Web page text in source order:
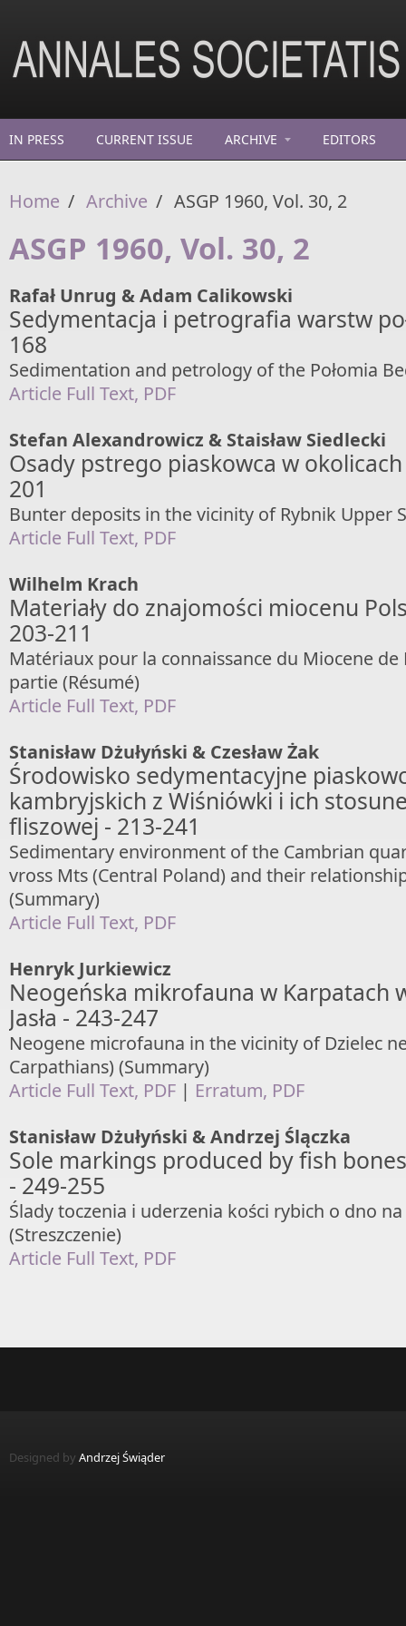
IN PRESS CURRENT ISSUE ARCHIVE EDITORS
Home / Archive / ASGP 1960, Vol. 30, 2
ASGP 1960, Vol. 30, 2
Rafał Unrug & Adam Calikowski
Sedymentacja i petrografia warstw
168
Sedimentation and petrology of the Połomia
Article Full Text, PDF
Stefan Alexandrowicz & Staisław Siedlecki
Osady pstrego piaskowca w
201
Bunter deposits in the vicinity of Rybnik Upper
Article Full Text, PDF
Wilhelm Krach
Materiały do znajomości miocenu
203-211
Matériaux pour la connaissance du Miocene
partie (Résumé)
Article Full Text, PDF
Stanisław Dżułyński & Czesław Żak
Środowisko sedymentacyjne
kambryjskich z Wiśniówki i ich
fliszowej - 213-241
Sedimentary environment of the Cambrian
vross Mts (Central Poland) and their
(Summary)
Article Full Text, PDF
Henryk Jurkiewicz
Neogeńska mikrofauna w Karpatach
Jasła - 243-247
Neogene microfauna in the vicinity of Dzielec
Carpathians) (Summary)
Article Full Text, PDF | Erratum, PDF
Stanisław Dżułyński & Andrzej Ślączka
Sole markings produced by fish
- 249-255
Ślady toczenia i uderzenia kości rybich o dno
(Streszczenie)
Article Full Text, PDF
Designed by Andrzej Świąder